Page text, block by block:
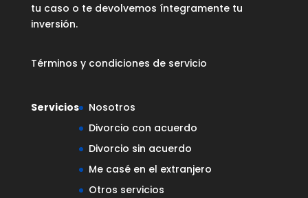
tu caso o te devolvemos íntegramente tu
inversión.
Términos y condiciones de servicio
Servicios
Nosotros
Divorcio con acuerdo
Divorcio sin acuerdo
Me casé en el extranjero
Otros servicios